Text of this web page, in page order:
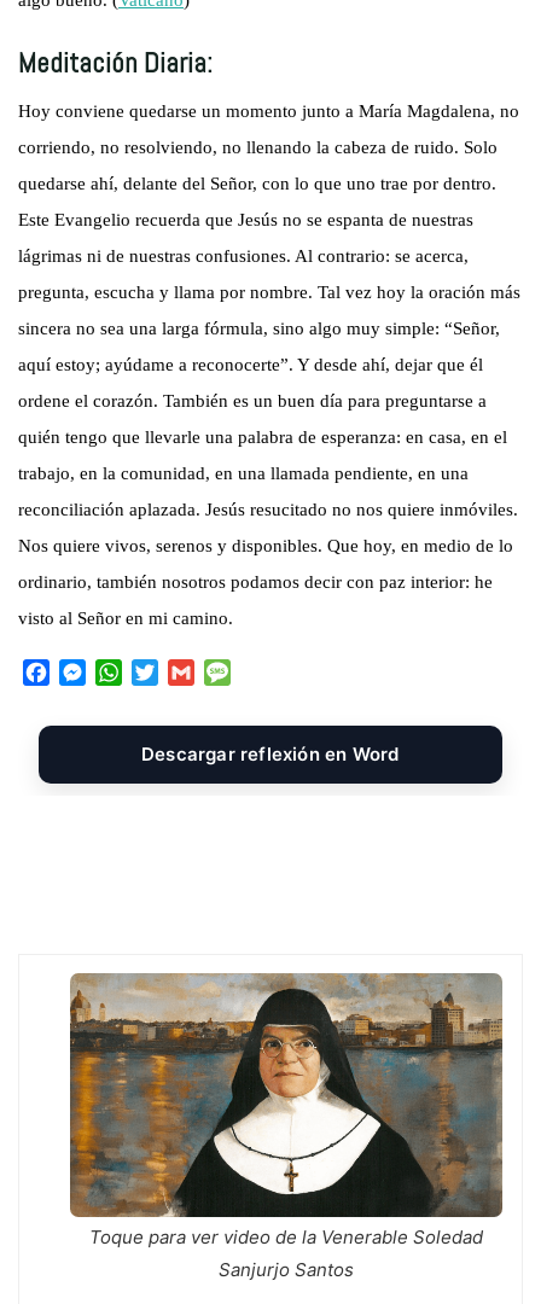
Meditación Diaria:
Hoy conviene quedarse un momento junto a María Magdalena, no
corriendo, no resolviendo, no llenando la cabeza de ruido. Solo
quedarse ahí, delante del Señor, con lo que uno trae por dentro.
Este Evangelio recuerda que Jesús no se espanta de nuestras
lágrimas ni de nuestras confusiones. Al contrario: se acerca,
pregunta, escucha y llama por nombre. Tal vez hoy la oración más
sincera no sea una larga fórmula, sino algo muy simple: “Señor,
aquí estoy; ayúdame a reconocerte”. Y desde ahí, dejar que él
ordene el corazón. También es un buen día para preguntarse a
quién tengo que llevarle una palabra de esperanza: en casa, en el
trabajo, en la comunidad, en una llamada pendiente, en una
reconciliación aplazada. Jesús resucitado no nos quiere inmóviles.
Nos quiere vivos, serenos y disponibles. Que hoy, en medio de lo
ordinario, también nosotros podamos decir con paz interior: he
visto al Señor en mi camino.
c
b
M
s
e
W
a
s
i
t
t
G
a
i
l
s
s
a
Descargar reflexión en Word
Toque para ver video de la Venerable Soledad
Sanjurjo Santos